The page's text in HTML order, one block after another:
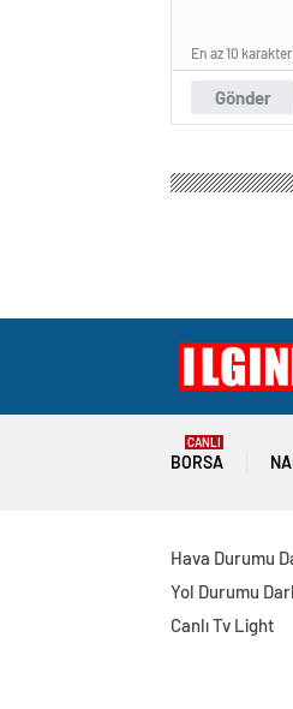
Gönder
En az 10
BORSA
CANLI
Hava Durumu
Yol Durumu
Canlı Tv Light